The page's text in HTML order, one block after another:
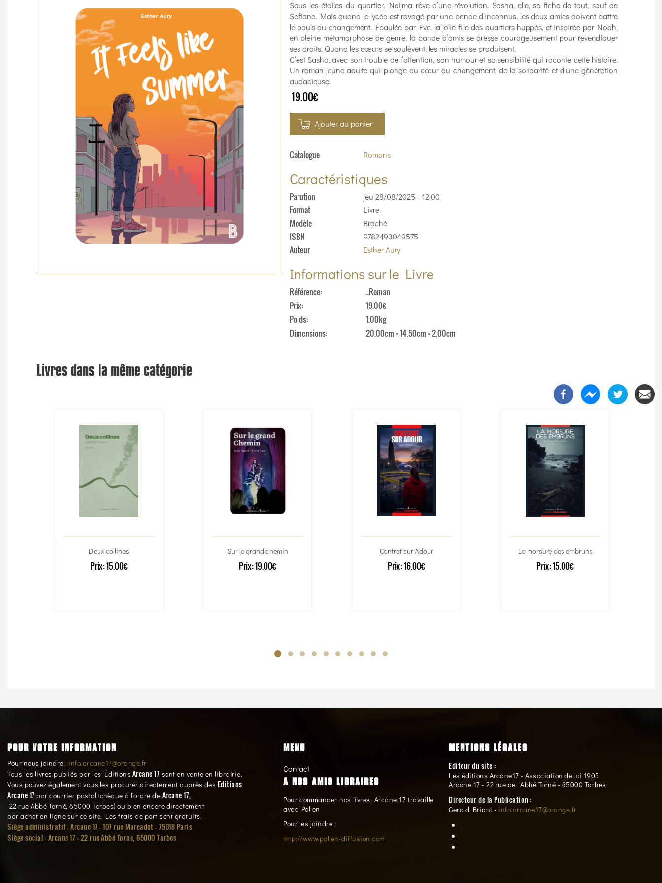
Sous les étoiles du quartier, Neijma rêve d’une révolution. Sasha, elle, se fiche de tout, sauf de
Sofiane. Mais quand le lycée est ravagé par une bande d’inconnus, les deux amies doivent battre
le pouls du changement. Épaulée par Eve, la jolie fille des quartiers huppés, et inspirée par Noah,
en pleine métamorphose de genre, la bande d’amis se dresse courageusement pour revendiquer
ses droits. Quand les cœurs se soulèvent, les miracles se produisent.
C’est Sasha, avec son trouble de l’attention, son humour et sa sensibilité qui raconte cette histoire.
Un roman jeune adulte qui plonge au cœur du changement, de la solidarité et d’une génération
audacieuse.
19.00€
Ajouter au panier
Catalogue Romans
Caractéristiques
Parution jeu 28/08/2025 - 12:00
Format Livre
Modèle Broché
ISBN 9782493049575
Auteur Esther Aury
Informations sur le Livre
Référence
_Roman
Prix
19.00€
Poids
1.00kg
Dimensions
20.00cm × 14.50cm × 2.00cm
Livres dans la même catégorie
Deux collines
Prix:15.00€
Sur le grand chemin
Prix:19.00€
Contrat sur Adour
Prix:16.00€
La morsure des embruns
Prix:15.00€
POUR VOTRE INFORMATION
Pour nous joindre : info.arcane17@orange.fr
Tous les livres publiés par les Éditions Arcane 17 sont en vente en librairie.
Vous pouvez également vous les procurer directement auprès des Editions
Arcane 17 par courrier postal (chèque à l’ordre de Arcane 17,
22 rue Abbé Torné, 65000 Tarbes) ou bien encore directement
par achat en ligne sur ce site. Les frais de port sont gratuits.
Siège administratif - Arcane 17 - 107 rue Marcadet - 75018 Paris
Siège social -Arcane 17 - 22 rue Abbé Torné, 65000 Tarbes
MENU
Contact
A NOS AMIS LIBRAIRES
Pour commander nos livres, Arcane 17 travaille
avec Pollen
Pour les joindre :
http://www.pollen-diffusion.com
MENTIONS LÉGALES
Editeur du site :
Les éditions Arcane17 - Association de loi 1905
Arcane 17 - 22 rue de l'Abbé Torné - 65000 Tarbes
Directeur de la Publication :
Gerald Briant - info.arcane17@orange.fr